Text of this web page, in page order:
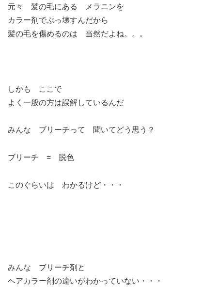
元々 髪の毛にある メラニンを
カラー剤でぶっ壊すんだから
髪の毛を傷めるのは 当然だよね。。。
しかも ここで
よく一般の方は誤解しているんだ
みんな ブリーチって 聞いてどう思う？
ブリーチ = 脱色
このぐらいは わかるけど・・・
みんな ブリーチ剤と
ヘアカラー剤の違いがわかっていない・・・